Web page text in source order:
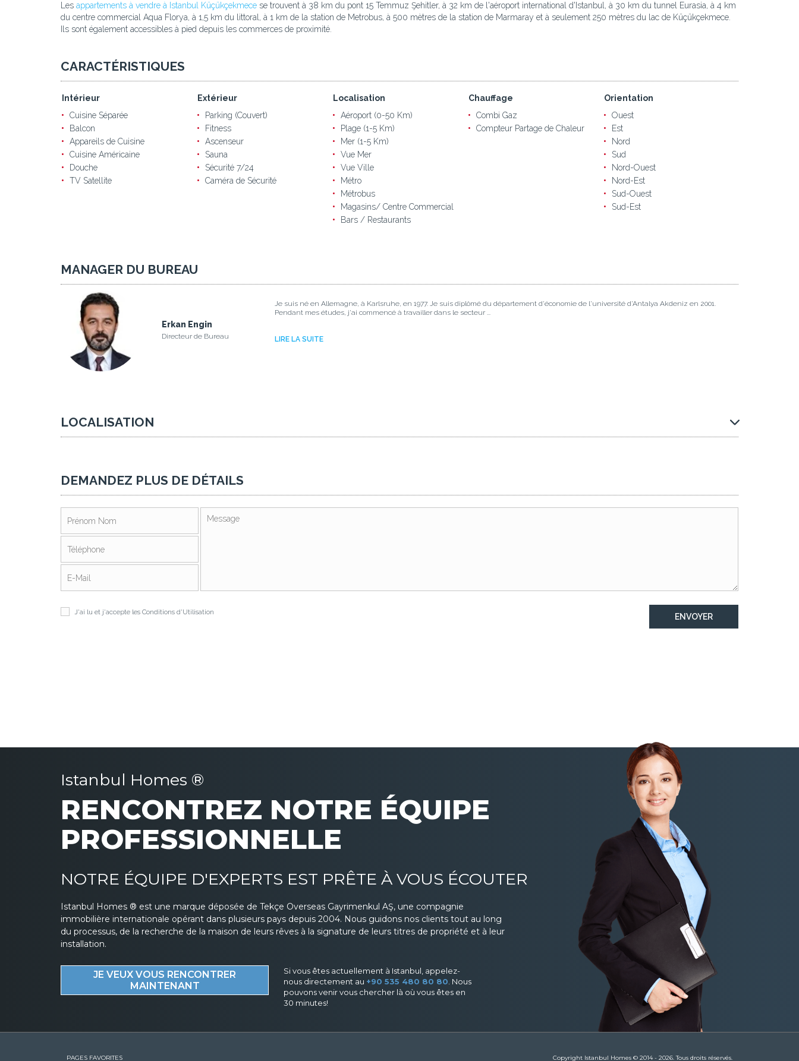
Les appartements à vendre à Istanbul Küçükçekmece se trouvent à 38 km du pont 15 Temmuz Şehitler, à 32 km de l'aéroport international d'Istanbul, à 30 km du tunnel Eurasia, à 4 km
du centre commercial Aqua Florya, à 1,5 km du littoral, à 1 km de la station de Metrobus, à 500 mètres de la station de Marmaray et à seulement 250 mètres du lac de Küçükçekmece.
Ils sont également accessibles à pied depuis les commerces de proximité.
CARACTÉRISTIQUES
Intérieur
Cuisine Séparée
Balcon
Appareils de Cuisine
Cuisine Américaine
Douche
TV Satellite
Extérieur
Parking (Couvert)
Fitness
Ascenseur
Sauna
Sécurité 7/24
Caméra de Sécurité
Localisation
Aéroport (0-50 Km)
Plage (1-5 Km)
Mer (1-5 Km)
Vue Mer
Vue Ville
Métro
Métrobus
Magasins/ Centre Commercial
Bars / Restaurants
Chauffage
Combi Gaz
Compteur Partage de Chaleur
Orientation
Ouest
Est
Nord
Sud
Nord-Ouest
Nord-Est
Sud-Ouest
Sud-Est
MANAGER DU BUREAU
Erkan Engin
Directeur de Bureau
Je suis né en Allemagne, à Karlsruhe, en 1977. Je suis diplômé du département d'économie de l'université d'Antalya Akdeniz en 2001.
Pendant mes études, j'ai commencé à travailler dans le secteur ...
LIRE LA SUITE
LOCALISATION
DEMANDEZ PLUS DE DÉTAILS
J'ai lu et j'accepte les Conditions d'Utilisation
Istanbul Homes ®
RENCONTREZ NOTRE ÉQUIPE
PROFESSIONNELLE
NOTRE ÉQUIPE D'EXPERTS EST PRÊTE À VOUS ÉCOUTER
Istanbul Homes ® est une marque déposée de Tekçe Overseas Gayrimenkul AŞ, une compagnie
immobilière internationale opérant dans plusieurs pays depuis 2004. Nous guidons nos clients tout au long
du processus, de la recherche de la maison de leurs rêves à la signature de leurs titres de propriété et à leur
installation.
JE VEUX VOUS RENCONTRER
MAINTENANT
Si vous êtes actuellement à Istanbul, appelez-
nous directement au +90 535 480 80 80 . Nous
pouvons venir vous chercher là où vous êtes en
30 minutes!
PAGES FAVORITES Copyright Istanbul Homes © 2014 - 2026. Tous droits réservés.